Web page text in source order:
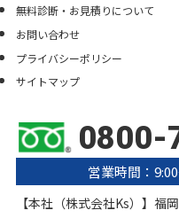
0800-
営業時間：
【本社（株式会社Ks）】福
無料診断・お見積りについて
お問い合わせ
プライバシーポリシー
サイトマップ